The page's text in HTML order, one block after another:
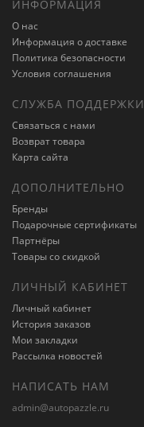
ИНФОРМАЦИЯ
О нас
Информация о доставке
Политика безопасности
Условия соглашения
СЛУЖБА ПОДДЕРЖКИ
Связаться с нами
Возврат товара
Карта сайта
ДОПОЛНИТЕЛЬНО
Бренды
Подарочные сертификаты
Партнёры
Товары со скидкой
ЛИЧНЫЙ КАБИНЕТ
Личный кабинет
История заказов
Мои закладки
Рассылка новостей
НАПИСАТЬ НАМ
admin@autopazzle.ru